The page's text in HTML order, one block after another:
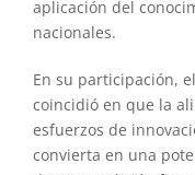
aplicación del
nacionales.
En su participación,
coincidió en que la
esfuerzos de
convierta en una